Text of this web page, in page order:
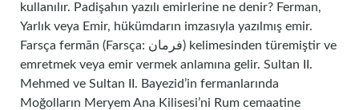
kullanılır. Padişahın yazılı emirlerine ne denir? Ferman,
Yarlık veya Emir, hükümdarın imzasıyla yazılmış emir.
Farsça fermān (Farsça: فرمان) kelimesinden türemiştir ve
emretmek veya emir vermek anlamına gelir. Sultan II.
Mehmed ve Sultan II. Bayezid’in fermanlarında
Moğolların Meryem Ana Kilisesi’ni Rum cemaatine